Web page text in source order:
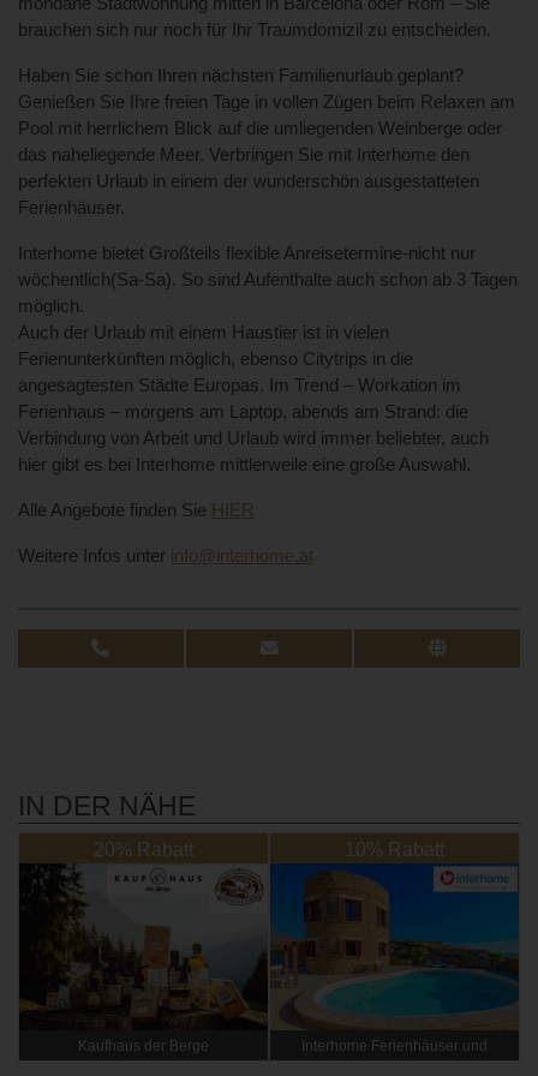
mondäne Stadtwohnung mitten in Barcelona oder Rom – Sie
brauchen sich nur noch für Ihr Traumdomizil zu entscheiden.
Haben Sie schon Ihren nächsten Familienurlaub geplant?
Genießen Sie Ihre freien Tage in vollen Zügen beim Relaxen am
Pool mit herrlichem Blick auf die umliegenden Weinberge oder
das naheliegende Meer. Verbringen Sie mit Interhome den
perfekten Urlaub in einem der wunderschön ausgestatteten
Ferienhäuser.
Interhome bietet Großteils flexible Anreisetermine-nicht nur
wöchentlich(Sa-Sa). So sind Aufenthalte auch schon ab 3 Tagen
möglich.
Auch der Urlaub mit einem Haustier ist in vielen
Ferienunterkünften möglich, ebenso Citytrips in die
angesagtesten Städte Europas. Im Trend – Workation im
Ferienhaus – morgens am Laptop, abends am Strand: die
Verbindung von Arbeit und Urlaub wird immer beliebter, auch
hier gibt es bei Interhome mittlerweile eine große Auswahl.
Alle Angebote finden Sie HIER
Weitere Infos unter info@interhome.at
IN DER NÄHE
20% Rabatt
Kaufhaus der Berge
10% Rabatt
Interhome Ferienhäuser und